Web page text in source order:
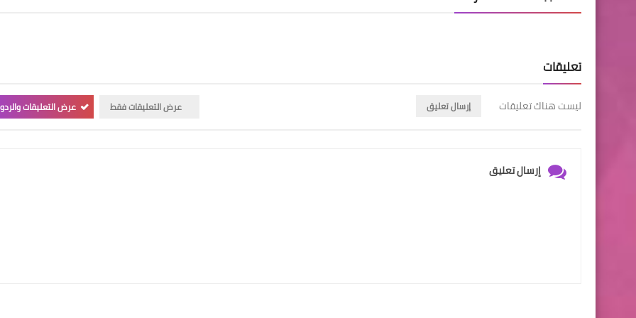
تعليقات
ليست هناك تعليقات إرسال تعليق عرض التعليقات فقط عرض التعليقات
إرسال تعليق